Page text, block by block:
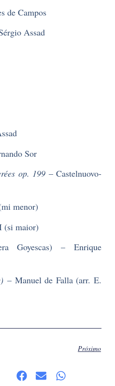
de Campos
Assad
Sor
op. 199– Castelnuovo-
menor)
(si maior)
Goyescas) – Enrique
– Manuel de Falla (arr. E.
Próximo